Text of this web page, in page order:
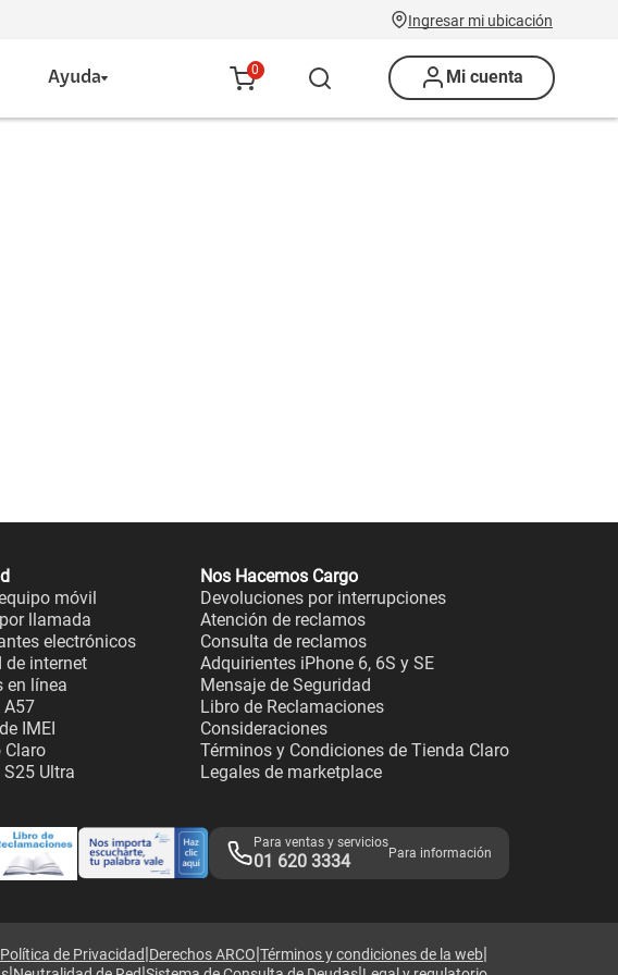
Ingresar mi ubicación
Ayuda 0 Mi cuenta
móvil
llamada
electrónicos
de internet
en línea
IMEI
Claro
Ultra
Nos Hacemos Cargo
Devoluciones por interrupciones
Atención de reclamos
Consulta de reclamos
Adquirientes iPhone 6, 6S y SE
Mensaje de Seguridad
Libro de Reclamaciones
Consideraciones
Términos y Condiciones de Tienda Claro
Legales de marketplace
Para ventas y servicios
01 620 3334 Para información
Política de Privacidad|Derechos ARCO|Términos y condiciones de la web|